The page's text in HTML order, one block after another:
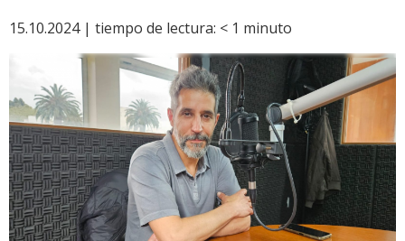
15.10.2024 | tiempo de lectura: < 1 minuto